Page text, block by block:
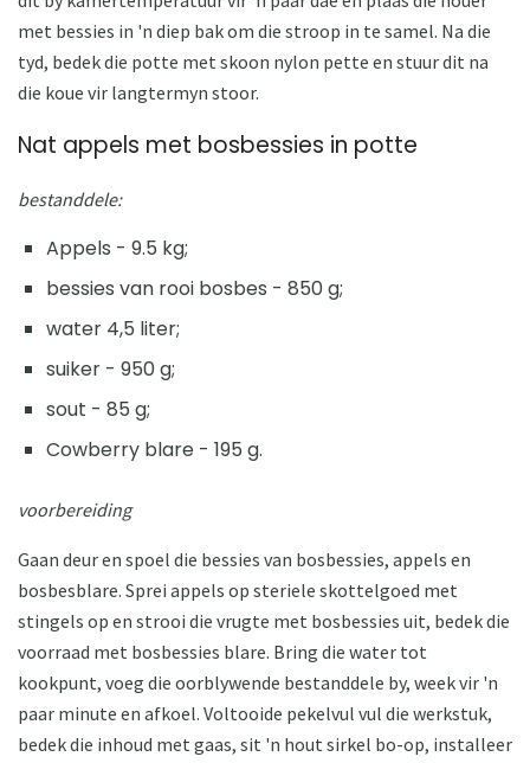
met bessies in 'n diep bak om die stroop in te samel. Na die
tyd, bedek die potte met skoon nylon pette en stuur dit na
die koue vir langtermyn stoor.
Nat appels met bosbessies in potte
bestanddele:
Appels - 9.5 kg;
bessies van rooi bosbes - 850 g;
water 4,5 liter;
suiker - 950 g;
sout - 85 g;
Cowberry blare - 195 g.
voorbereiding
Gaan deur en spoel die bessies van bosbessies, appels en
bosbesblare. Sprei appels op steriele skottelgoed met
stingels op en strooi die vrugte met bosbessies uit, bedek die
voorraad met bosbessies blare. Bring die water tot
kookpunt, voeg die oorblywende bestanddele by, week vir 'n
paar minute en afkoel. Voltooide pekelvul vul die werkstuk,
bedek die inhoud met gaas, sit 'n hout sirkel bo-op, installeer